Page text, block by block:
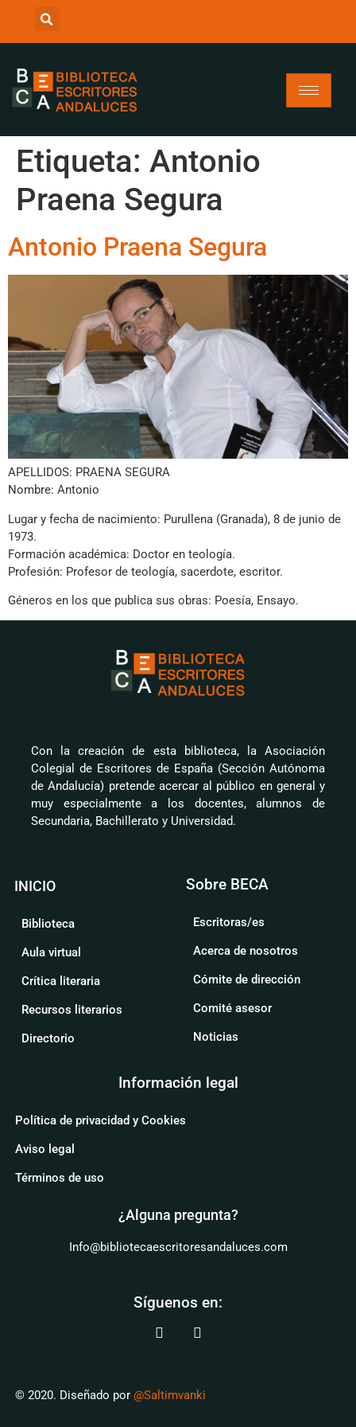
Etiqueta: Antonio
Praena Segura
Antonio Praena Segura
APELLIDOS: PRAENA SEGURA
Nombre: Antonio
Lugar y fecha de nacimiento: Purullena (Granada), 8 de junio de
1973.
Formación académica: Doctor en teología.
Profesión: Profesor de teología, sacerdote, escritor.
Géneros en los que publica sus obras: Poesía, Ensayo.
Con la creación de esta biblioteca, la Asociación
Colegial de Escritores de España (Sección Autónoma
de Andalucía) pretende acercar al público en general y
muy especialmente a los docentes, alumnos de
Secundaria, Bachillerato y Universidad.
INICIO
Biblioteca
Aula virtual
Crítica literaria
Recursos literarios
Directorio
Sobre BECA
Escritoras/es
Acerca de nosotros
Cómite de dirección
Comité asesor
Noticias
Información legal
Política de privacidad y Cookies
Aviso legal
Términos de uso
¿Alguna pregunta?
Info@bibliotecaescritoresandaluces.com
© 2020. Diseñado por @Saltimvanki
Síguenos en: